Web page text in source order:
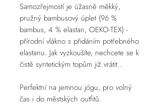
Samozřejmostí je úžasně měkký,
pružný bambusový úplet (96 %
bambus, 4 % elastan, OEKO-TEX) -
přírodní vlákno s přidáním potřebného
elastanu. Jak vyzkoušíte, nechcete se k
čistě syntetickým topům již vrátit...
Perfektní na jemnou jógu, pro volný
čas i do městských outfitů.